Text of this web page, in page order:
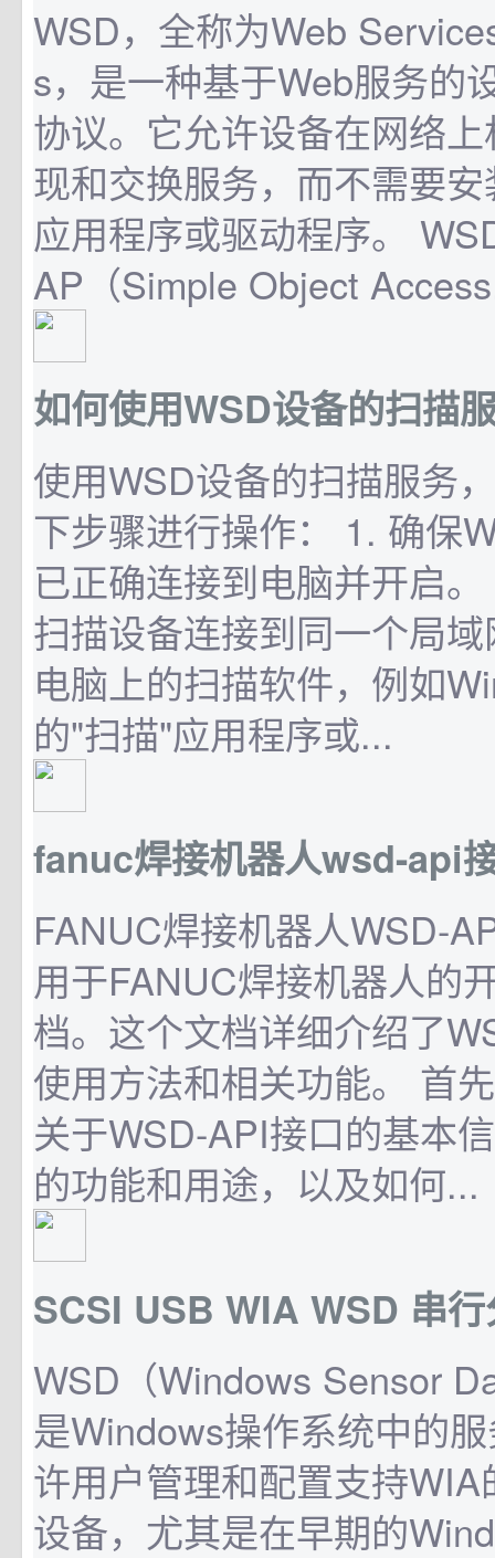
WSD，全称为Web
s，是一种基于Web服务的
协议。它允许设备在网络
现和交换服务，而不需要
应用程序或驱动程序。
AP（Simple Object
如何使用WSD设备的扫描
使用WSD设备的扫描服务
下步骤进行操作： 1. 确保
已正确连接到电脑并开启
扫描设备连接到同一个局
电脑上的扫描软件，例如
的"扫描"应用程序或...
fanuc焊接机器人wsd-api
FANUC焊接机器人WSD-
用于FANUC焊接机器人的
档。这个文档详细介绍了
使用方法和相关功能。 首
关于WSD-API接口的基本
的功能和用途，以及如何...
SCSI USB WIA WSD 串
WSD（Windows Sensor
是Windows操作系统中的
许用户管理和配置支持
设备，尤其是在早期的